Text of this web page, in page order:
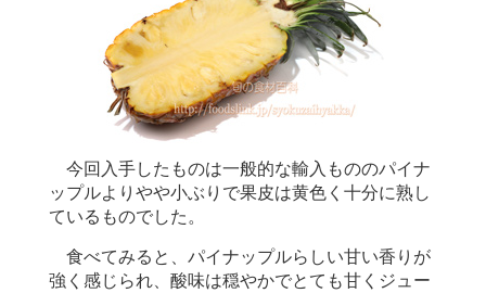
今回入手したものは一般的な輸入もののパイナ
ップルよりやや小ぶりで果皮は黄色く十分に熟し
ているものでした。
食べてみると、パイナップルらしい甘い香りが
強く感じられ、酸味は穏やかでとても甘くジュー